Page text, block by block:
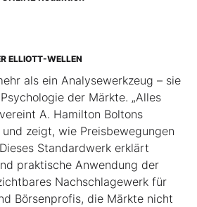
ELLIOTT-WELLEN
als ein Analysewerkzeug – sie
der Märkte. „Alles
A. Hamilton Boltons
zeigt, wie Preisbewegungen
Standardwerk erklärt
praktische Anwendung der
Nachschlagewerk für
Börsenprofis, die Märkte nicht